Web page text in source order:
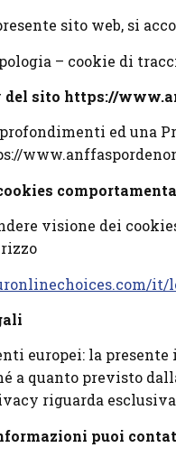
sito web, si
– cookie di
sito https://
ed una
visione dei
it/
europei: la
a quanto previsto
riguarda
puoi